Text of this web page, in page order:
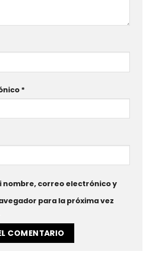
*
nombre, correo electrónico y
para la próxima vez